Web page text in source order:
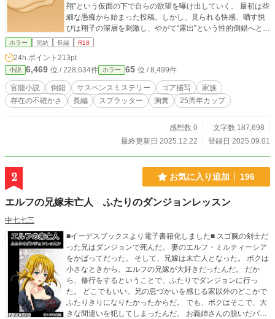
翔”という仮面の下で自らの欲望を曝け出していく。 最初は些
細な愚痴から始まった投稿。しかし、見られる快感、晒す悦
びは翔子の深層を刺激し、やがて“露出”という性的倒錯へと変
貌していく。そしてその衝動は、町に連鎖する失踪事件と不
壊れてゆく家庭。追い詰められる翔子の肉体と精神は、やが
て暴力と快楽の極限へと突き進む――。 見られることによっ
て“生”を実感し、壊されることでしか“愛”を知れなかった一人
の女が辿る、破滅と快楽の物語。 これは、家族という名の檻
のなかで、女としての自分を探し続けた翔子の“散華”の記録で
ホラー 完結 長編 R18
24h.ポイント 213pt
小説 6,469 位 / 228,634件 ホラー 65 位 / 8,499件
官能小説 倒錯 サスペンスミステリー ゴア描写
家族
存在の不確かさ
長編 スプラッター 胸糞 25周年カップ
感想数 0
文字数 187,698
最終更新日 2025.12.22
登録日 2025.09.01
2 お気に入り追加 196
エルフの兄嫁未亡人 ふたりのダンジョンレッスン
中七七三
■イーデスブックスより電子書籍化しました■ スゴ腕の剣士だ
った兄はダンジョンで死んだ。 妻のエルフ・ミルティーシア
をかばってだった。 そして、兄嫁は未亡人となった。 ボクは
小さなときから、エルフの兄嫁が大好きだったんだ。 だか
ら、修行をするということで、ふたりでダンジョンに行っ
た。 どこでもいい。兄の息づかいを感じる家以外のどこかで
ふたりきりになりたかったからだ。 でも、ボクはそこで、大
きな間違いを犯してしまったんだ。 お義姉さんの脱いだパン